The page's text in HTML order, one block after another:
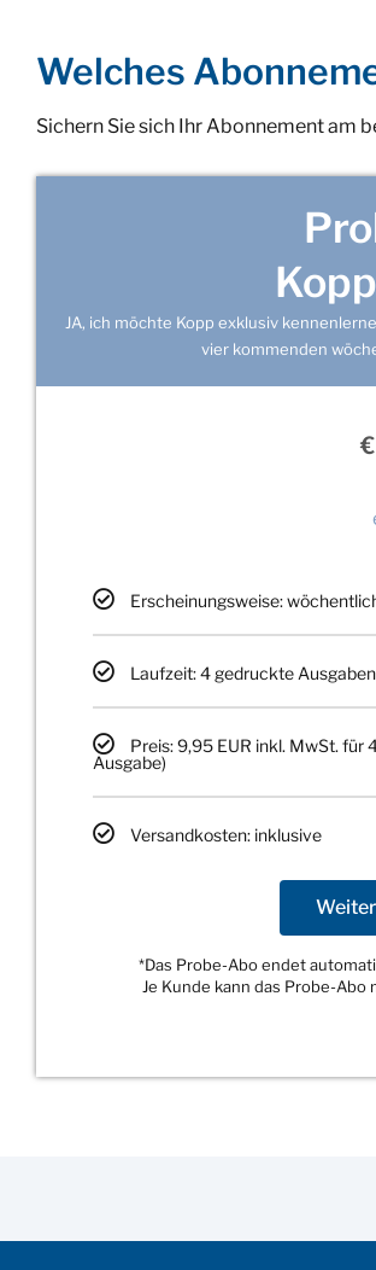
Welches
Sichern Sie sich Ihr Abonnement am
JA, ich möchte Kopp exklusiv
vier kommenden
€
Erscheinungsweise:
Laufzeit: 4 gedruckte
Preis: 9,95 EUR inkl. MwSt. für
Ausgabe)
Versandkosten: inklusive
*Das Probe-Abo endet
Je Kunde kann das Probe-